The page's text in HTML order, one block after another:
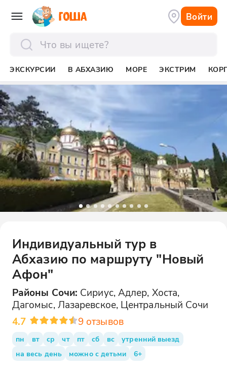
Войти
ЭКСКУРСИИ В АБХАЗИЮ МОРЕ ЭКСТРИМ
Индивидуальный тур в
Абхазию по маршруту "Новый
Афон"
Районы Сочи: Сириус, Адлер, Хоста,
Дагомыс, Лазаревское, Центральный Сочи
4.7
9 отзывов
пн вт ср чт пт сб вс
утренний выезд
на весь день
можно с детьми 6+